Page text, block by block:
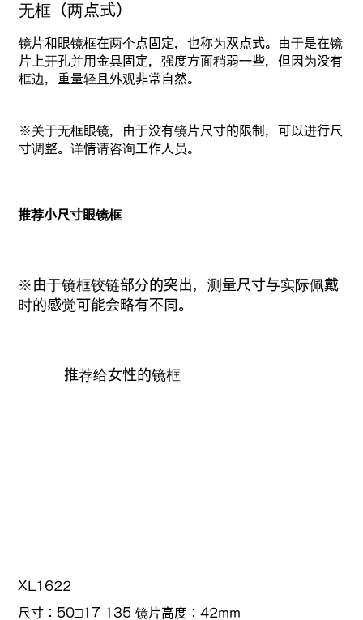
无框（两点式）
镜片和眼镜框在两个点固定，也称为双点式。由于是在镜
片上开孔并用金具固定，强度方面稍弱一些，但因为没有
框边，重量轻且外观非常自然。
※关于无框眼镜，由于没有镜片尺寸的限制，可以进行尺
寸调整。详情请咨询工作人员。
推荐小尺寸眼镜框
※由于镜框铰链部分的突出，测量尺寸与实际佩戴
时的感觉可能会略有不同。
推荐给女性的镜框
XL1622
尺寸：50□17 135镜片高度：42mm